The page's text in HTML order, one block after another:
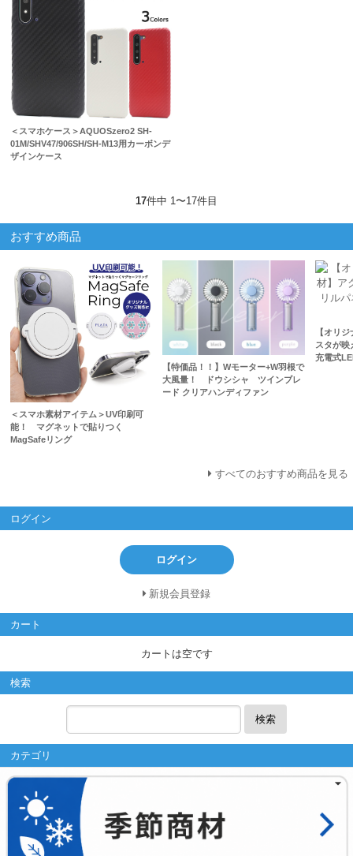
＜スマホケース＞AQUOSzero2 SH-
01M/SHV47/906SH/SH-M13用カーボンデ
ザインケース
17件中 1〜17件目
おすすめ商品
＜スマホ素材アイテム＞UV印刷可
能！ マグネットで貼りつく
MagSafeリング
【特価品！！】Wモーター+W羽根で
大風量！ ドウシシャ ツインブレ
ード クリアハンディファン
【オリ
スタが
充電式
すべてのおすすめ商品を見る
ログイン
ログイン
新規会員登録
カート
カートは空です
検索
検索
カテゴリ